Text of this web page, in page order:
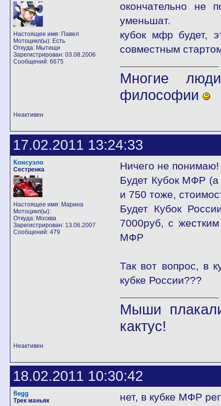
Настоящее имя: Павел
Мотоцикл(ы): Есть
Откуда: Мытищи
Зарегистрирован: 03.08.2006
Сообщений: 6675
окончательно не
уменьшат.
кубок мфр будет,
совместным
Многие
философии
Неактивен
17.02.2011 13:24:33
Консуэло
Сестренка
Настоящее имя: Марина
Мотоцикл(ы):
Откуда: Москва
Зарегистрирован: 13.06.2007
Сообщений: 479
Ничего не понимаю!
Будет Кубок МФР (а
и 750 тоже,
Будет Кубок
7000руб, с
МФР
Так вот вопрос, в
кубке России???
Мыши
кактус!
Неактивен
18.02.2011 10:30:42
flegg
Трек маньяк нет, в кубке МФР